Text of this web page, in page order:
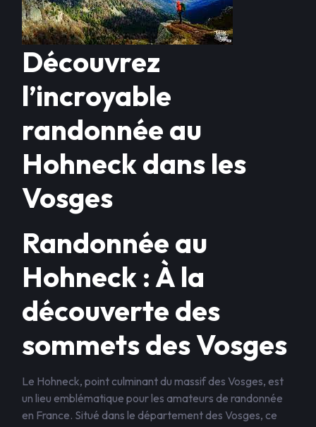
Découvrez
l’incroyable
randonnée au
Hohneck dans les
Vosges
Randonnée au
Hohneck : À la
découverte des
sommets des Vosges
Le Hohneck, point culminant du massif des Vosges, est
un lieu emblématique pour les amateurs de randonnée
en France. Situé dans le département des Vosges, ce